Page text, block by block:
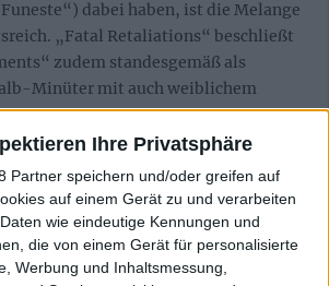
Ihre Privatsphäre
Partner speichern und/oder greifen auf
auf einem Gerät zu und verarbeiten
wie eindeutige Kennungen und
die von einem Gerät für personalisierte
Werbung und Inhaltsmessung,
dabei haben, ist die Melange
„Fatal Retaliations“ beschließt
zudem standesgemäß als
Minüter mit auch weiblichem
Slogan, den man dem Feind aus
unwürdigen Latz schmettern möchte.
Melodie zum Lied seines
Todes. Oder ein Riff hier und da,